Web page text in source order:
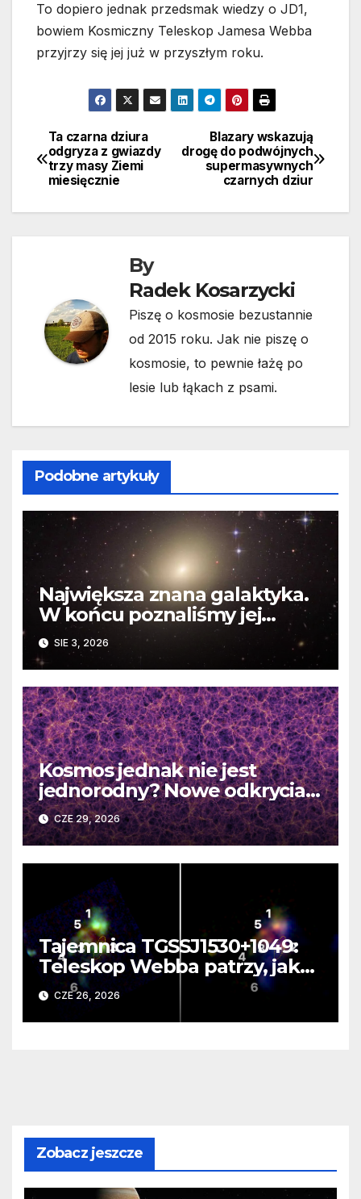
To dopiero jednak przedsmak wiedzy o JD1,
bowiem Kosmiczny Teleskop Jamesa Webba
przyjrzy się jej już w przyszłym roku.
Nawigacja
wpisu
Blazary wskazują
drogę do podwójnych
supermasywnych
czarnych dziur
Ta czarna dziura
odgryza z gwiazdy
trzy masy Ziemi
miesięcznie
By
Radek Kosarzycki
Piszę o kosmosie bezustannie
od 2015 roku. Jak nie piszę o
kosmosie, to pewnie łażę po
lesie lub łąkach z psami.
Podobne artykuły
Największa znana galaktyka.
W końcu poznaliśmy jej
faktyczne wymiary
SIE 3, 2026
Kosmos jednak nie jest
jednorodny? Nowe odkrycia
DESI burzą fundamentalne
zasady kosmologii
CZE 29, 2026
Tajemnica TGSSJ1530+1049:
Teleskop Webba patrzy, jak
rodzi się supergalaktyka i
monstrualna czarna dziura
CZE 26, 2026
Zobacz jeszcze